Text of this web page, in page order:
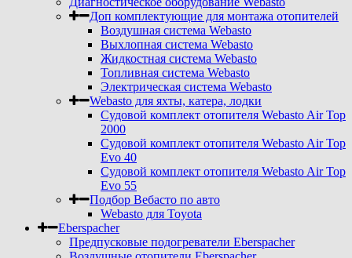
Доп комплектующие для монтажа отопителей
Воздушная система Webasto
Выхлопная система Webasto
Жидкостная система Webasto
Топливная система Webasto
Электрическая система Webasto
Webasto для яхты, катера, лодки
Судовой комплект отопителя Webasto Air Top
2000
Судовой комплект отопителя Webasto Air Top
Evo 40
Судовой комплект отопителя Webasto Air Top
Evo 55
Подбор Вебасто по авто
Webasto для Toyota
Eberspacher
Предпусковые подогреватели Eberspacher